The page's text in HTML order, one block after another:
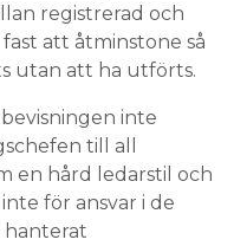
registrerad och
att åtminstone så
utan att ha utförts.
inte
till all
en hård ledarstil och
för ansvar i de
hanterat